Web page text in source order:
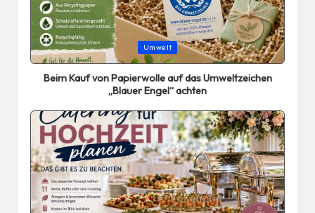
Posted
in
Umwelt
Beim Kauf von Papierwolle auf das Umweltzeichen
„Blauer Engel“ achten